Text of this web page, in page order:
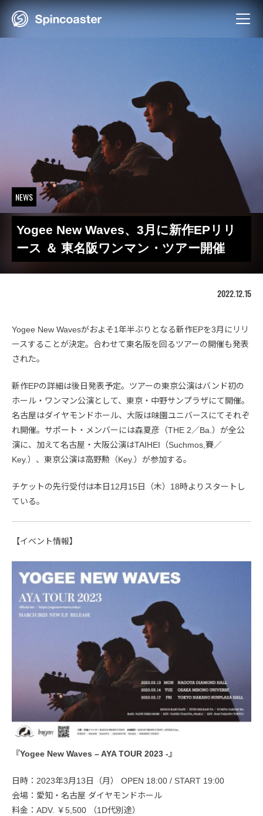
Skip
NEWS
Yogee New Waves、3月に新作EPリリ
ース ＆ 東名阪ワンマン・ツアー開催
2022.12.15
Yogee New Wavesがおよそ1年半ぶりとなる新作EPを3月にリリ
ースすることが決定。合わせて東名阪を回るツアーの開催も発表
された。
新作EPの詳細は後日発表予定。ツアーの東京公演はバンド初の
ホール・ワンマン公演として、東京・中野サンプラザにて開催。
名古屋はダイヤモンドホール、大阪は味園ユニバースにてそれぞ
れ開催。サポート・メンバーには森夏彦（THE 2／Ba.）が全公
演に、加えて名古屋・大阪公演はTAIHEI（Suchmos,賽／
Key.）、東京公演は高野勲（Key.）が参加する。
チケットの先行受付は本日12月15日（木）18時よりスタートし
ている。
【イベント情報】
『Yogee New Waves – AYA TOUR 2023 -』
日時：2023年3月13日（月） OPEN 18:00 / START 19:00
会場：愛知・名古屋 ダイヤモンドホール
料金：ADV. ￥5,500 （1D代別途）